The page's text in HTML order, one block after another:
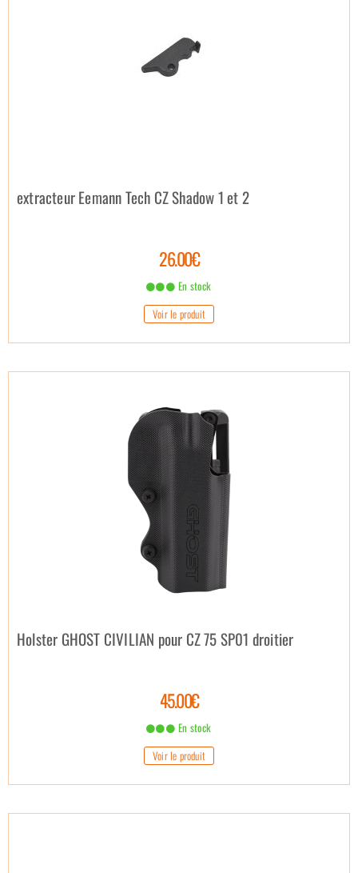
extracteur Eemann Tech CZ Shadow 1 et 2
26.00€
En stock
Voir le produit
Holster GHOST CIVILIAN pour CZ 75 SP01 droitier
45.00€
En stock
Voir le produit